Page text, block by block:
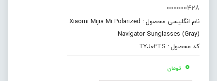
000000428
نام انگلیسی محصول : Xiaomi Mijia Mi Polarized
Navigator Sunglasses (Gray)
کد محصول : TYJ02TS
۰ تومان